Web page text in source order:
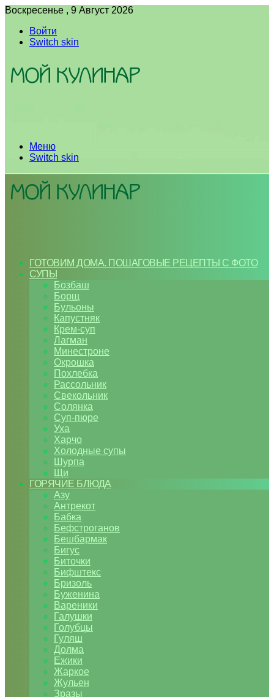
Воскресенье , 9 Август 2026
Войти
Switch skin
Меню
Switch skin
ГОТОВИМ ДОМА. ПОШАГОВЫЕ РЕЦЕПТЫ С ФОТО
СУПЫ
Бозбаш
Борщ
Бульоны
Капустняк
Крем-суп
Лагман
Минестроне
Окрошка
Похлебка
Рассольник
Свекольник
Солянка
Суп-пюре
Уха
Харчо
Холодные супы
Шурпа
Щи
ГОРЯЧИЕ БЛЮДА
Азу
Антрекот
Бабка
Бефстроганов
Бешбармак
Бигус
Биточки
Бифштекс
Бризоль
Буженина
Вареники
Галушки
Голубцы
Гуляш
Долма
Ежики
Жаркое
Жульен
Зразы